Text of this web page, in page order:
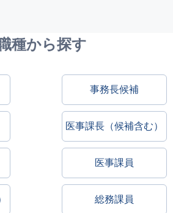
種から探す
事務長候補
医事課長（候補含む）
医事課員
総務課員